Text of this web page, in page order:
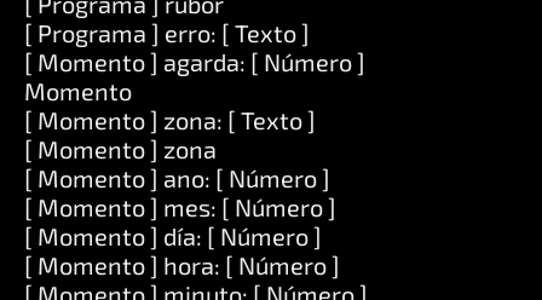
[ Programa ] erro: [ Texto ]
[ Momento ] agarda: [ Número ]
Momento
[ Momento ] zona: [ Texto ]
[ Momento ] zona
[ Momento ] ano: [ Número ]
[ Momento ] mes: [ Número ]
[ Momento ] día: [ Número ]
[ Momento ] hora: [ Número ]
[ Momento ] minuto: [ Número ]